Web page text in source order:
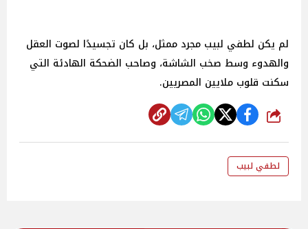
لم يكن لطفي لبيب مجرد ممثل، بل كان تجسيدًا لصوت العقل
والهدوء وسط صخب الشاشة، وصاحب الضحكة الهادئة التي
سكنت قلوب ملايين المصريين.
شارك
لطفي لبيب